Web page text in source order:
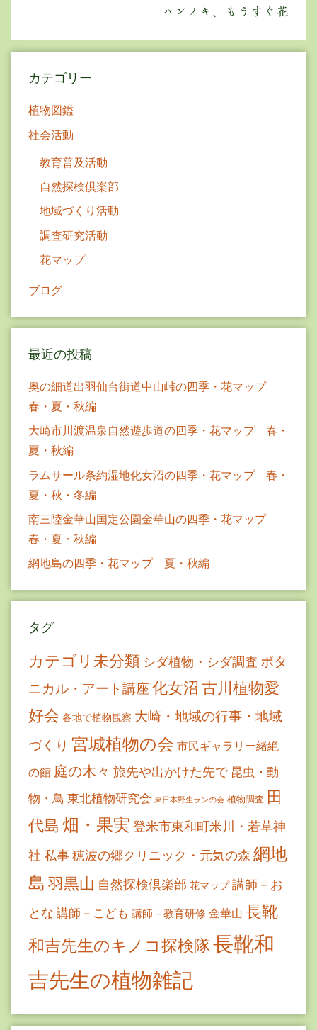
シ
ハンノキ、もうすぐ花
カテゴリー
植物図鑑
社会活動
教育普及活動
自然探検倶楽部
地域づくり活動
調査研究活動
花マップ
ブログ
最近の投稿
奥の細道出羽仙台街道中山峠の四季・花マップ
春・夏・秋編
大崎市川渡温泉自然遊歩道の四季・花マップ 春・
夏・秋編
ラムサール条約湿地化女沼の四季・花マップ 春・
夏・秋・冬編
南三陸金華山国定公園金華山の四季・花マップ
春・夏・秋編
網地島の四季・花マップ 夏・秋編
タグ
カテゴリ未分類 シダ植物・シダ調査 ボタ
ニカル・アート講座 化女沼古川植物愛
好会 各地で植物観察 大崎・地域の行事・地域
づくり 宮城植物の会 市民ギャラリー緒絶
の館 庭の木々 旅先や出かけた先で 昆虫・動
物・鳥 東北植物研究会 東日本野生ランの会 植物調査 田
代島 畑・果実 登米市東和町米川・若草神
社 私事穂波の郷クリニック・元気の森 網地
島 羽黒山 自然探検倶楽部 花マップ 講師－お
とな 講師－こども 講師－教育研修 金華山 長靴
和吉先生のキノコ探検隊長靴和
吉先生の植物雑記